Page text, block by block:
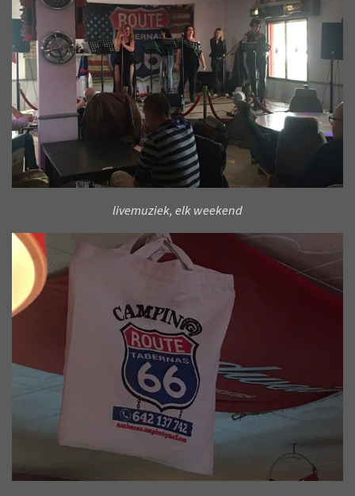
livemuziek, elk weekend